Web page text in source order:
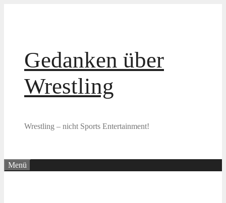
Gedanken über
Wrestling
Wrestling – nicht Sports Entertainment!
Menü